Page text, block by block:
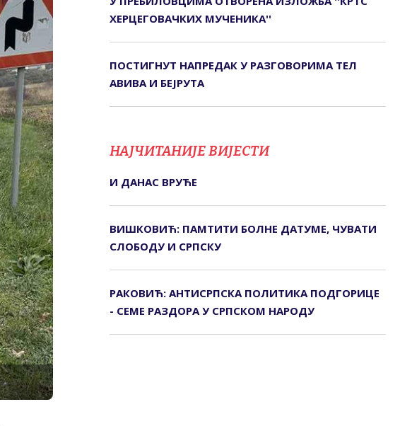
ХЕРЦЕГОВАЧКИХ МУЧЕНИКА''
ПОСТИГНУТ НАПРЕДАК У РАЗГОВОРИМА ТЕЛ
АВИВА И БЕЈРУТА
НАЈЧИТАНИЈЕ ВИЈЕСТИ
И ДАНАС ВРУЋЕ
ВИШКОВИЋ: ПАМТИТИ БОЛНЕ ДАТУМЕ, ЧУВАТИ
СЛОБОДУ И СРПСКУ
РАКОВИЋ: АНТИСРПСКА ПОЛИТИКА ПОДГОРИЦЕ
- СЕМЕ РАЗДОРА У СРПСКОМ НАРОДУ